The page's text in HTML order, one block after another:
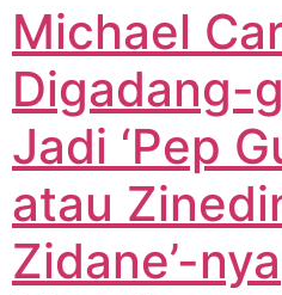
Michael
Digadang-
Jadi ‘Pep
atau
Zidane’-nya